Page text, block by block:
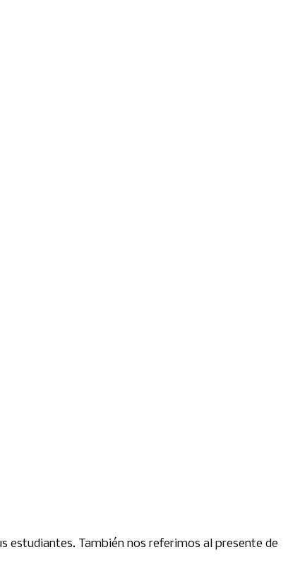
estudiantes. También nos referimos al presente de